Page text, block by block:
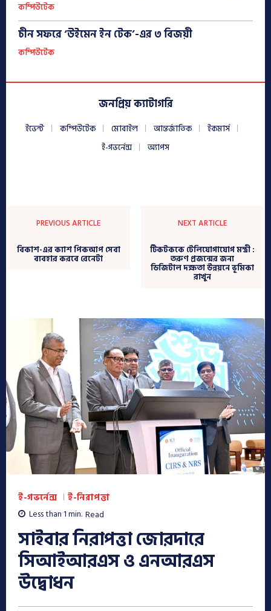
কম্পিউটেক
চীন সফরে ‘উইমেন ইন টেক’-এর ৩ বিজয়ী
কম্পিউটেক
জনপ্রিয় ক্যাটাগরি
ইভেন্ট কম্পিউটেক মোবাইল আন্তর্জাতিক
ইকমার্স
ই-গভর্নেন্স
অ্যাপস
PREVIOUS ARTICLE
বিকাশ-এর ক্যাশ পিকআপ সেবা
ব্যবহার করবে রেনেটা
NEXT ARTICLE
টিকটককে টেলিযোগাযোগ মন্ত্রী :
তরুণ প্রজন্মের জন্য
ডিজিটাল দক্ষতা উন্নয়নে ভূমিকা
রাখুন